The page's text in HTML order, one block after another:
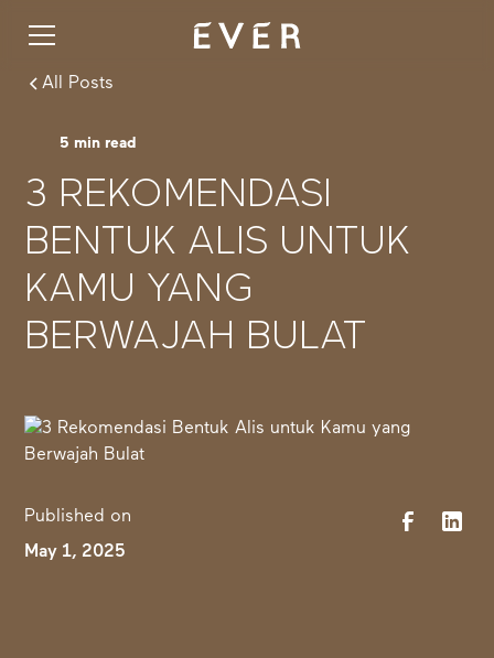
All Posts
5 min read
3 REKOMENDASI
BENTUK ALIS UNTUK
KAMU YANG
BERWAJAH BULAT
Published on
May 1, 2025